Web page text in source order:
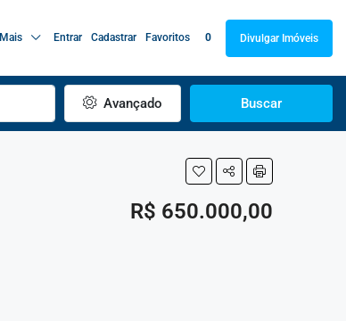
Mais Entrar Cadastrar Favoritos 0 Divulgar Imóveis
Avançado Buscar
R$ 650.000,00